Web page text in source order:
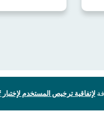
لإتفاقية ترخيص المستخدم لإختبار nPerf